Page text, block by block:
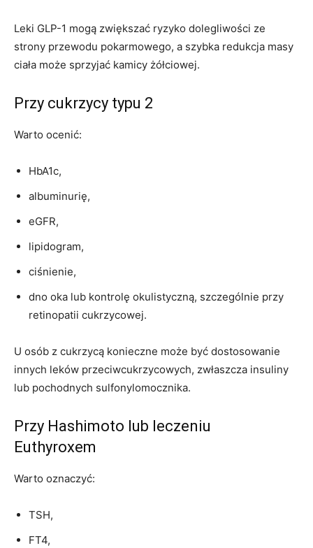
Leki GLP-1 mogą zwiększać ryzyko dolegliwości ze
strony przewodu pokarmowego, a szybka redukcja masy
ciała może sprzyjać kamicy żółciowej.
Przy cukrzycy typu 2
Warto ocenić:
HbA1c,
albuminurię,
eGFR,
lipidogram,
ciśnienie,
dno oka lub kontrolę okulistyczną, szczególnie przy
retinopatii cukrzycowej.
U osób z cukrzycą konieczne może być dostosowanie
innych leków przeciwcukrzycowych, zwłaszcza insuliny
lub pochodnych sulfonylomocznika.
Przy Hashimoto lub leczeniu
Euthyroxem
Warto oznaczyć:
TSH,
FT4,